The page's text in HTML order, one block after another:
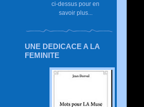
ci-dessus pour en
savoir plus...
UNE DEDICACE A LA
FEMINITE